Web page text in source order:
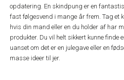
opdatering. En skindpung er en
fast følgesvend i mange år frem. Tag et
hvis din mand eller en du holder af har
produkter. Du vil helt sikkert kunne finde
uanset om det er en julegave eller en
masse ideer til jer.